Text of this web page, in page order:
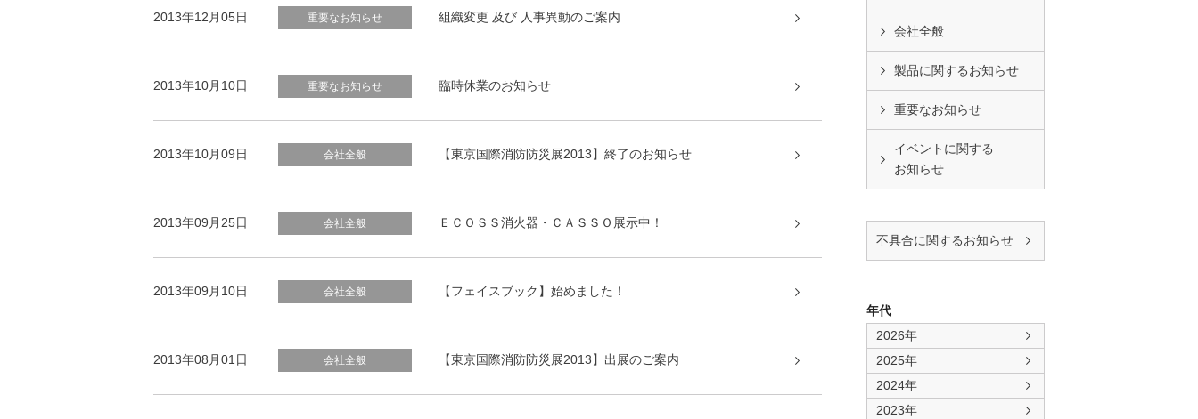
会社全般
製品に関するお知らせ
重要なお知らせ
イベントに関する
お知らせ
不具合に関するお知らせ
年代
2026年
2025年
2024年
2023年
2013年12月05日 重要なお知らせ 組織変更 及び 人事異動のご案内
2013年10月10日 重要なお知らせ 臨時休業のお知らせ
2013年10月09日 会社全般 【東京国際消防防災展2013】終了のお知らせ
2013年09月25日 会社全般 ＥＣＯＳＳ消火器・ＣＡＳＳＯ展示中！
2013年09月10日 会社全般 【フェイスブック】始めました！
2013年08月01日 会社全般 【東京国際消防防災展2013】出展のご案内